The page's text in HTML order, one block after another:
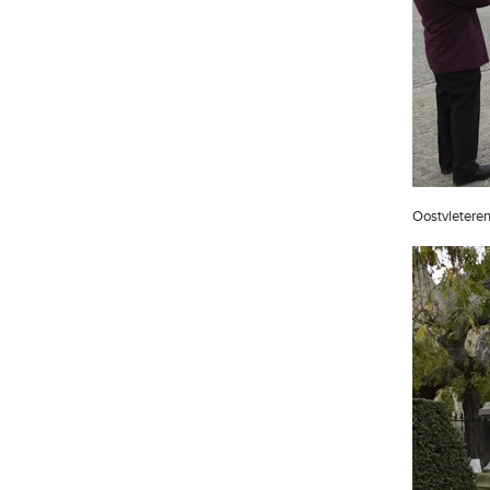
Oostvleteren